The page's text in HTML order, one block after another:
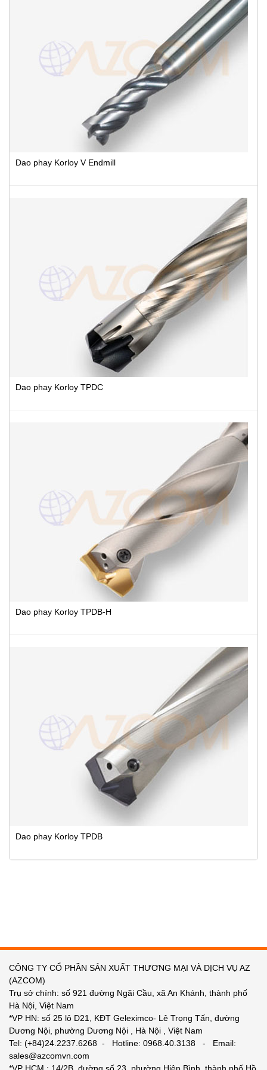
Dao phay Korloy V Endmill
Dao phay Korloy TPDC
Dao phay Korloy TPDB-H
Dao phay Korloy TPDB
CÔNG TY CỔ PHẦN SẢN XUẤT THƯƠNG MẠI VÀ DỊCH VỤ AZ
(AZCOM)
Trụ sở chính: số 921 đường Ngãi Cầu, xã An Khánh, thành phố
Hà Nội, Việt Nam
*VP HN: số 25 lô D21, KĐT Geleximco- Lê Trọng Tấn, đường
Dương Nội, phường Dương Nội , Hà Nội , Việt Nam
Tel: (+84)24.2237.6268 - Hotline: 0968.40.3138 - Email:
sales@azcomvn.com